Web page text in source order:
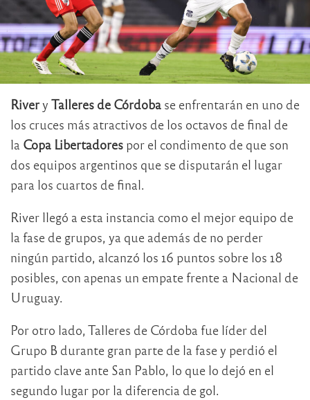
Rivery Talleres de Córdoba se enfrentarán en uno de
los cruces más atractivos de los octavos de final de
la Copa Libertadores por el condimento de que son
dos equipos argentinos que se disputarán el lugar
para los cuartos de final.
River llegó a esta instancia como el mejor equipo de
la fase de grupos, ya que además de no perder
ningún partido, alcanzó los 16 puntos sobre los 18
posibles, con apenas un empate frente a Nacional de
Uruguay.
Por otro lado, Talleres de Córdoba fue líder del
Grupo B durante gran parte de la fase y perdió el
partido clave ante San Pablo, lo que lo dejó en el
segundo lugar por la diferencia de gol.